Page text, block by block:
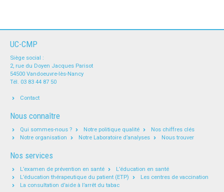
UC-CMP
Siège social :
2, rue du Doyen Jacques Parisot
54500 Vandoeuvre-lès-Nancy
Tél. 03 83 44 87 50
Contact
Nous connaître
Qui sommes-nous ? Notre politique qualité
Nos chiffres clés
Notre organisation
Notre Laboratoire d’analyses Nous trouver
Nos services
L’examen de prévention en santé
L’éducation en santé
L’éducation thérapeutique du patient (ETP)
Les centres de vaccination
La consultation d’aide à l’arrêt du tabac